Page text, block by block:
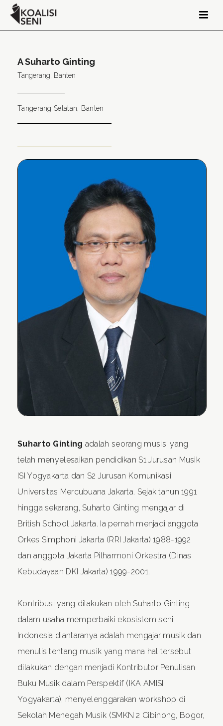
A Suharto Ginting
Tangerang, Banten
Tangerang Selatan, Banten
Suharto Ginting adalah seorang musisi yang
telah menyelesaikan pendidikan S1 Jurusan Musik
ISI Yogyakarta dan S2 Jurusan Komunikasi
Universitas Mercubuana Jakarta. Sejak tahun 1991
hingga sekarang, Suharto Ginting mengajar di
British School Jakarta. Ia pernah menjadi anggota
Orkes Simphoni Jakarta (RRI Jakarta) 1988-1992
dan anggota Jakarta Pilharmoni Orkestra (Dinas
Kebudayaan DKI Jakarta) 1999-2001.
Kontribusi yang dilakukan oleh Suharto Ginting
dalam usaha memperbaiki ekosistem seni
Indonesia diantaranya adalah mengajar musik dan
menulis tentang musik yang mana hal tersebut
dilakukan dengan menjadi Kontributor Penulisan
Buku Musik dalam Perspektif (IKA AMISI
Yogyakarta), menyelenggarakan workshop di
Sekolah Menegah Musik (SMKN 2 Cibinong, Bogor,